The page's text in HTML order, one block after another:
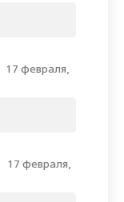
17 февраля,
17 февраля,